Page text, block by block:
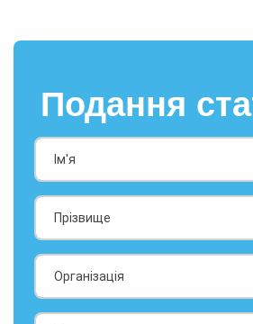
Подання